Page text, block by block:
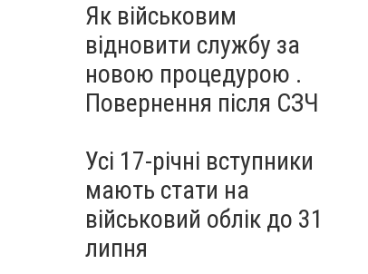
Як військовим
відновити службу за
новою процедурою .
Повернення після СЗЧ
Усі 17-річні вступники
мають стати на
військовий облік до 31
липня